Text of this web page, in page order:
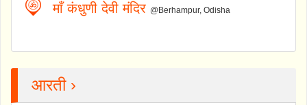
माँ कंधुणी देवी मंदिर @Berhampur, Odisha
आरती ›